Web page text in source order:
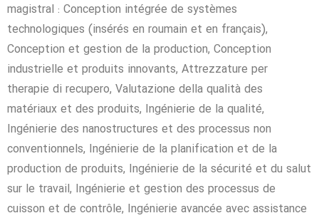
magistral : Conception intégrée de systèmes
technologiques (insérés en roumain et en français),
Conception et gestion de la production, Conception
industrielle et produits innovants, Attrezzature per
therapie di recupero, Valutazione della qualità des
matériaux et des produits, Ingénierie de la qualité,
Ingénierie des nanostructures et des processus non
conventionnels, Ingénierie de la planification et de la
production de produits, Ingénierie de la sécurité et du salut
sur le travail, Ingénierie et gestion des processus de
cuisson et de contrôle, Ingénierie avancée avec assistance